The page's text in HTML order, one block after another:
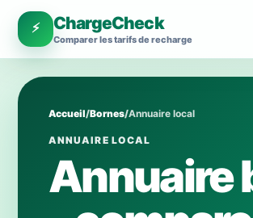
⚡ ChargeCheck
Comparer les tarifs de recharge
Accueil/Bornes/Annuaire local
ANNUAIRE LOCAL
Annuaire